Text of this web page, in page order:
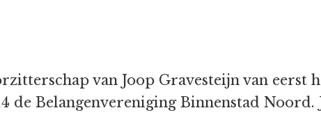
van Joop Gravesteijn van eerst
de Belangenvereniging Binnenstad Noord.